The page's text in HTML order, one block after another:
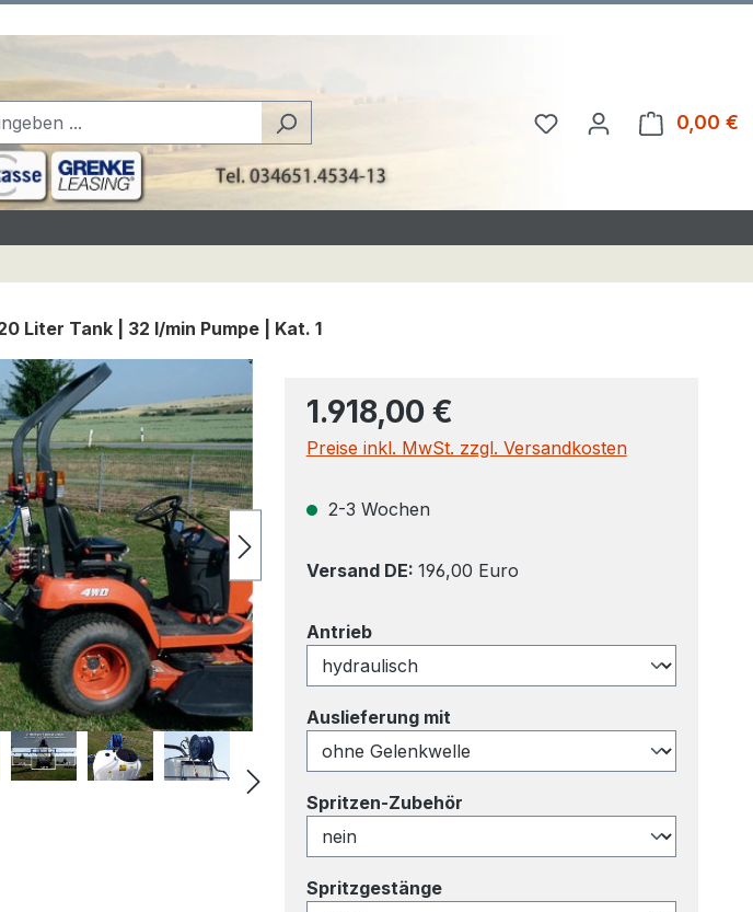
Du hast 0 Produkte
0,00 €
Liter Tank | 32 l/min Pumpe | Kat. 1
1.918,00 €
Preise inkl. MwSt. zzgl. Versandkosten
2-3 Wochen
Versand DE: 196,00 Euro
Antriebauswählen
Auslieferung mitauswählen
Spritzen-Zubehörauswählen
Spritzgestängeauswählen